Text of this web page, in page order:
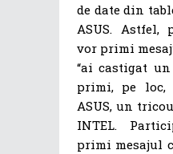
de date din
ASUS.
vor primi
“ai castigat
primi, pe loc,
ASUS, un
INTEL.
primi mesajul